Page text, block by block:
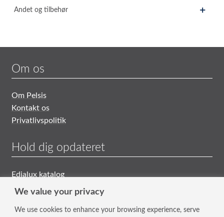
We value your privacy
We use cookies to enhance your browsing experience, serve
Andet og tilbehør
Om os
Om Pelsis
Kontakt os
Privatlivspolitik
Hold dig opdateret
Edialux katalog
Generelle Salgs- og Leveringsbetingelser
Tilmeld nyhedsbrev